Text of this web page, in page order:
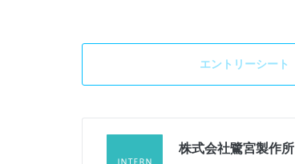
エントリーシート
株式会社鷺宮製作所